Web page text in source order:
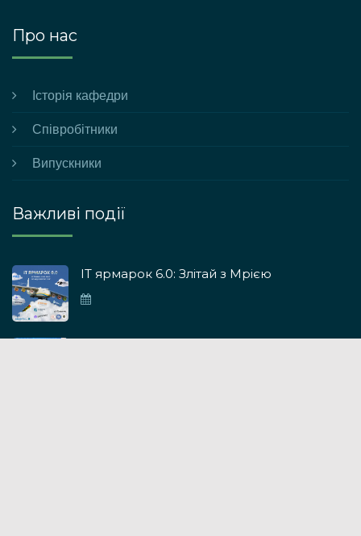
Про нас
Історія кафедри
Співробітники
Випускники
Важливі події
ІТ ярмарок 6.0: Злітай з Мрією